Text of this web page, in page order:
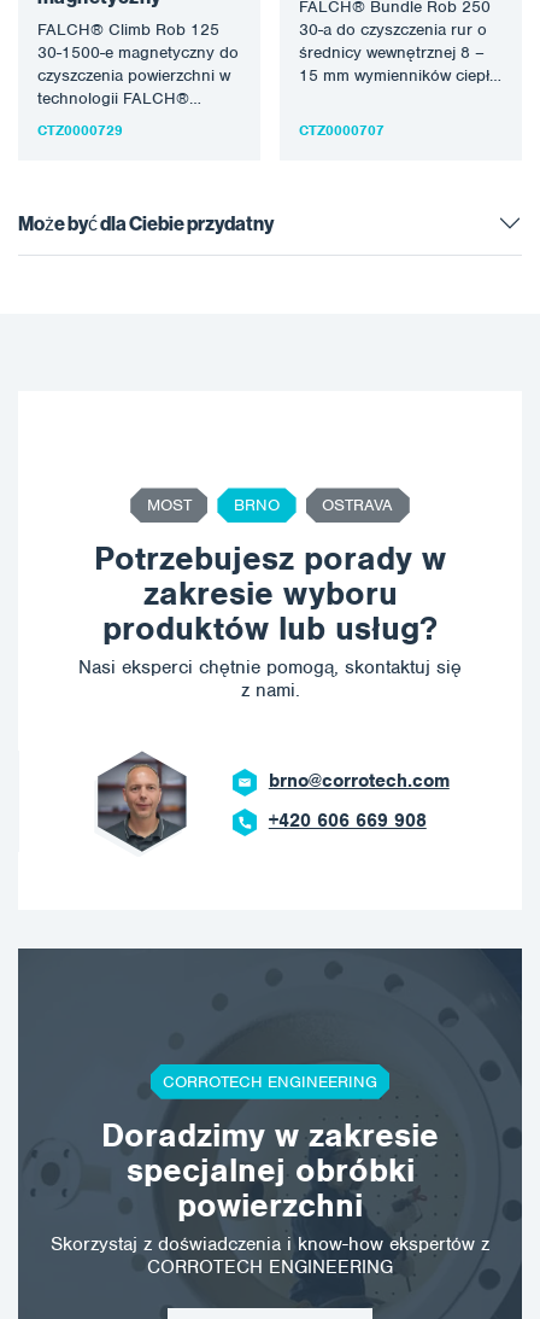
FALCH® Climb Rob 125
30-1500-e magnetyczny do
czyszczenia powierzchni w
technologii FALCH®
waterjet. Dalsze informacje
CTZ0000729
FALCH® Bundle Rob 250
30-a do czyszczenia rur o
średnicy wewnętrznej 8 –
15 mm wymienników ciepła
CTZ0000707
Może być dla Ciebie przydatny
MOST BRNO OSTRAVA
Potrzebujesz porady w
zakresie wyboru
produktów lub usług?
Nasi eksperci chętnie pomogą, skontaktuj się
z nami.
brno@corrotech.com
+420 606 669 908
CORROTECH ENGINEERING
Doradzimy w zakresie
specjalnej obróbki
powierzchni
Skorzystaj z doświadczenia i know-how ekspertów z
CORROTECH ENGINEERING